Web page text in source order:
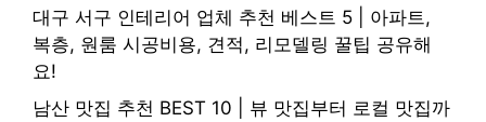
대구 서구 인테리어 업체 추천 베스트 5 | 아파트,
복층, 원룸 시공비용, 견적, 리모델링 꿀팁 공유해
요!
남산 맛집 추천 BEST 10 | 뷰 맛집부터 로컬 맛집까